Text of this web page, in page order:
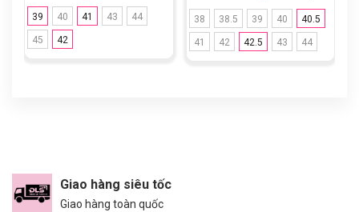
39 40 41 43 44
45 42
38 38.5 39 40 40.5
41 42 42.5 43 44
Giao hàng siêu tốc
Giao hàng toàn quốc